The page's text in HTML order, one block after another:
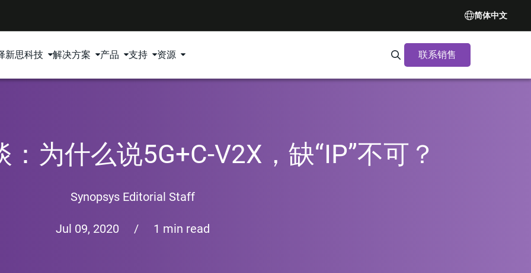
简体中文
新思科技 解决方案 产品 支持 资源 Search Synopsys.com
联系销售
为什么说5G+C-V2X，缺“IP”不可？
Synopsys Editorial Staff
Jul 09, 2020 / 1 min read